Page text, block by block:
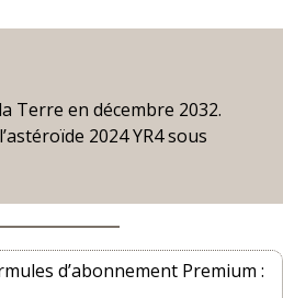
Terre en décembre 2032.
2024 YR4 sous
d’abonnement Premium :